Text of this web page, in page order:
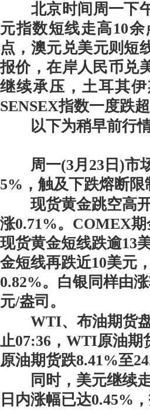
北京时间周一下午
元指数短线走高10
点，澳元兑美元则短
报价，在岸人民币兑
继续承压，土耳其
SENSEX指数一度
以下为稍早前行
周一(3月23日)市场
5%，触及下跌熔断
现货黄金跳空高开
涨0.71%。COMEX
现货黄金短线跌逾13
金短线再跌近10美元
0.82%。白银同样由
元/盎司。
WTI、布油期货盘
止07:36，WTI原油期
原油期货跌8.41%
同时，美元继续走
日内涨幅已达0.45%